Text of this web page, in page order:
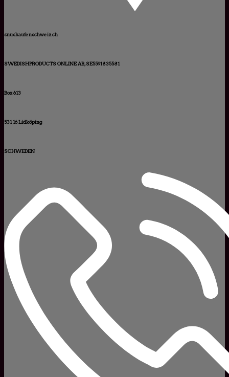
snuskaufenschweiz.ch
SWEDISHPRODUCTS ONLINE AB, SE5591835581
Box 613
531 16 Lidköping
SCHWEDEN